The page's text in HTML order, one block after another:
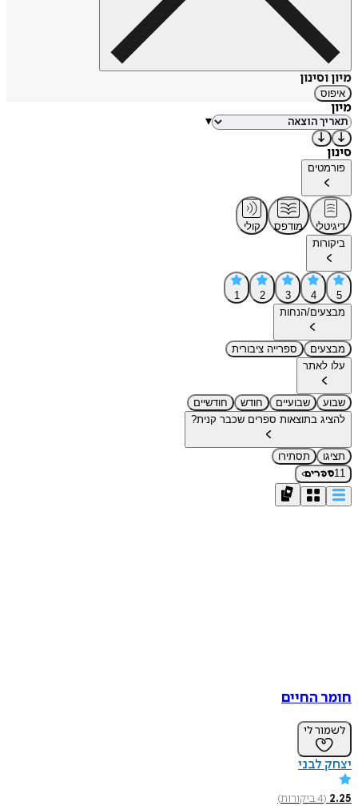
מיון וסינון
איפוס
מיון
▾
סינון
פורמטים
דיגיטלי מודפס
קולי
ביקורות
5
4
3
2
1
מבצעים/הנחות
מבצעים
ספרייה ציבורית
עלו לאתר
שבוע שבועיים חודש
חודשיים
להציג בתוצאות ספרים שכבר קנית?
תציגו
תסתירו
11ספרים›
חומר החיים
לשמור לי
יצחק לבני
2.25
(
4ביקורות)